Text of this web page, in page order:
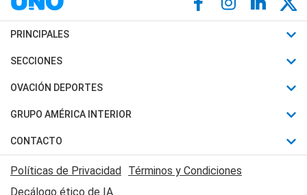
PRINCIPALES
Últimas Noticias
Política
Judiciales
Economia
SECCIONES
Horóscopo
Motores
Trucos caseros
Series y Películas
OVACIÓN DEPORTES
Fútbol
Mundial
Automovilismo
Rugby
GRUPO AMÉRICA INTERIOR
Canal 7 en Vivo
CONTACTO
Acerca de Nosotros
Contactanos
Políticas de Privacidad Términos y Condiciones
Decálogo ético de IA